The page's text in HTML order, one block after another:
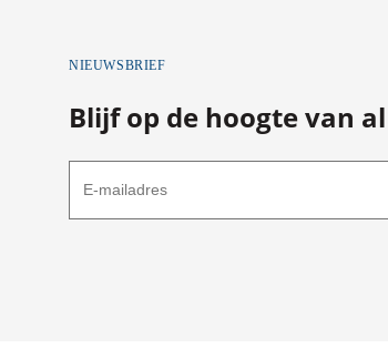
NIEUWSBRIEF
Blijf op de hoogte van